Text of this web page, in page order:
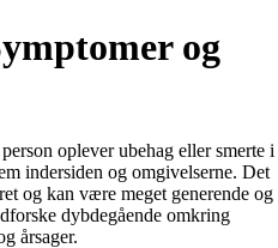
og
oplever ubehag eller smerte i
indersiden og omgivelserne. Det
og kan være meget generende og
dybdegående omkring
årsager.